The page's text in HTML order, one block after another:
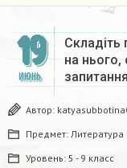
19
ИЮНЬ
на нього,
Автор:
Предмет: Литература
Уровень: 5 - 9 класс